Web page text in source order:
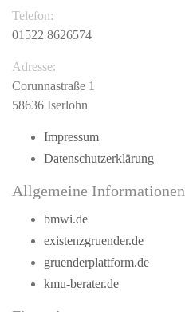
Telefon:
01522 8626574
Adresse:
Corunnastraße 1
58636 Iserlohn
Impressum
Datenschutzerklärung
Allgemeine Informationen
bmwi.de
existenzgruender.de
gruenderplattform.de
kmu-berater.de